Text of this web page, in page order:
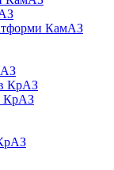
КамАЗ
КрАЗ
КрАЗ